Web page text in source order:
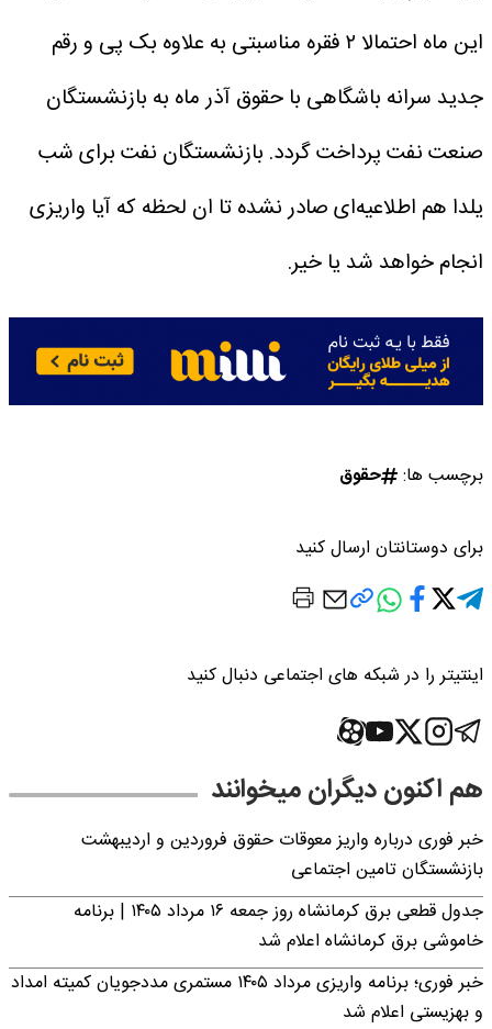
این ماه احتمالا ۲ فقره مناسبتی به علاوه بک پی و رقم
جدید سرانه باشگاهی با حقوق آذر ماه به بازنشستگان
صنعت نفت پرداخت گردد. بازنشستگان نفت برای شب
یلدا هم اطلاعیه‌ای صادر نشده تا ان لحظه که آیا واریزی
انجام خواهد شد یا خیر.
برچسب ها: حقوق
برای دوستانتان ارسال کنید
اینتیتر را در شبکه های اجتماعی دنبال کنید
هم اکنون دیگران میخوانند
خبر فوری درباره واریز معوقات حقوق فروردین و اردیبهشت
بازنشستگان تامین اجتماعی
جدول قطعی برق کرمانشاه روز جمعه ۱۶ مرداد ۱۴۰۵ | برنامه
خاموشی برق کرمانشاه اعلام شد
خبر فوری؛ برنامه واریزی مرداد ۱۴۰۵ مستمری مددجویان کمیته امداد
و بهزیستی اعلام شد